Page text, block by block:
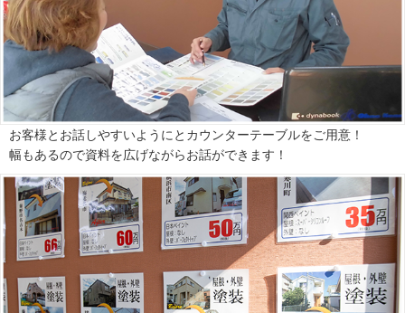
お客様とお話しやすいようにとカウンターテーブルをご用意！
幅もあるので資料を広げながらお話ができます！